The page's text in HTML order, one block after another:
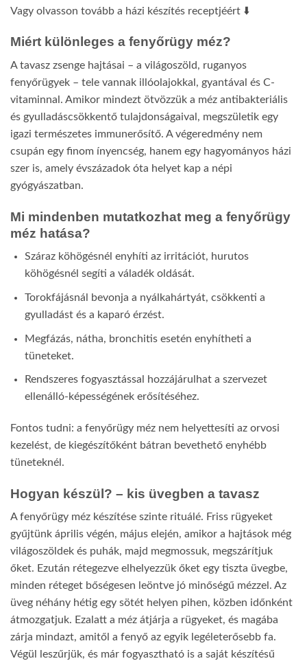
Vagy olvasson tovább a házi készítés receptjéért ⬇️
Miért különleges a fenyőrügy méz?
A tavasz zsenge hajtásai – a világoszöld, ruganyos
fenyőrügyek – tele vannak illóolajokkal, gyantával és C-
vitaminnal. Amikor mindezt ötvözzük a méz antibakteriális
és gyulladáscsökkentő tulajdonságaival, megszületik egy
igazi természetes immunerősítő. A végeredmény nem
csupán egy finom ínyencség, hanem egy hagyományos házi
szer is, amely évszázadok óta helyet kap a népi
gyógyászatban.
Mi mindenben mutatkozhat meg a fenyőrügy
méz hatása?
Száraz köhögésnél enyhíti az irritációt, hurutos
köhögésnél segíti a váladék oldását.
Torokfájásnál bevonja a nyálkahártyát, csökkenti a
gyulladást és a kaparó érzést.
Megfázás, nátha, bronchitis esetén enyhítheti a
tüneteket.
Rendszeres fogyasztással hozzájárulhat a szervezet
ellenálló-képességének erősítéséhez.
Fontos tudni: a fenyőrügy méz nem helyettesíti az orvosi
kezelést, de kiegészítőként bátran bevethető enyhébb
tüneteknél.
Hogyan készül? – kis üvegben a tavasz
A fenyőrügy méz készítése szinte rituálé. Friss rügyeket
gyűjtünk április végén, május elején, amikor a hajtások még
világoszöldek és puhák, majd megmossuk, megszárítjuk
őket. Ezután rétegezve elhelyezzük őket egy tiszta üvegbe,
minden réteget bőségesen leöntve jó minőségű mézzel. Az
üveg néhány hétig egy sötét helyen pihen, közben időnként
átmozgatjuk. Ezalatt a méz átjárja a rügyeket, és magába
zárja mindazt, amitől a fenyő az egyik legéleterősebb fa.
Végül leszűrjük, és már fogyasztható is a saját készítésű